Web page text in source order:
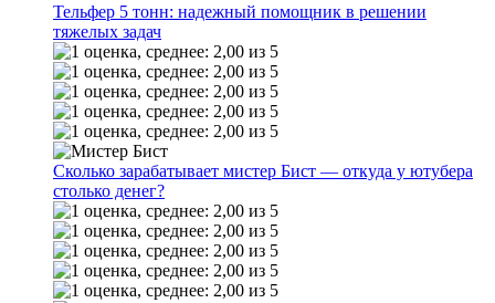
Тельфер 5 тонн: надежный помощник в решении
тяжелых задач
Сколько зарабатывает мистер Бист — откуда у ютубера
столько денег?